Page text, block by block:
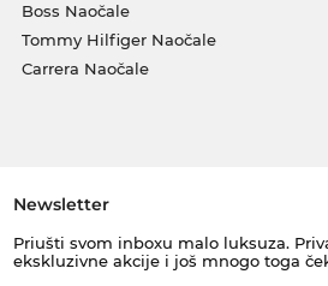
Boss Naočale
Tommy Hilfiger Naočale
Carrera Naočale
Newsletter
Priušti svom inboxu malo luksuza.
ekskluzivne akcije i još mnogo toga